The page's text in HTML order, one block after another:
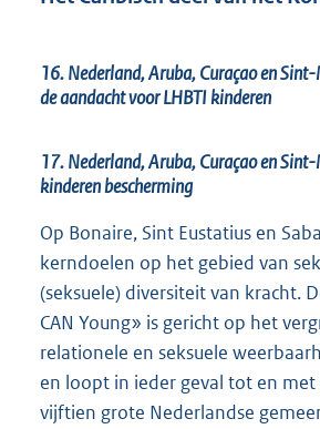
16. Nederland, Aruba, Curaçao en
de aandacht voor LHBTI kinderen
17. Nederland, Aruba, Curaçao en
kinderen bescherming
Op Bonaire, Sint Eustatius en
kerndoelen op het gebied van
(seksuele) diversiteit van kracht.
CAN Young» is gericht op het
relationele en seksuele
en loopt in ieder geval tot en
vijftien grote Nederlandse